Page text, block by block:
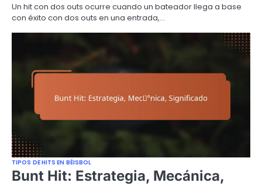
Un hit con dos outs ocurre cuando un bateador llega a base
con éxito con dos outs en una entrada,…
TIPOS DE HITS EN BÉISBOL
Bunt Hit: Estrategia, Mecánica,